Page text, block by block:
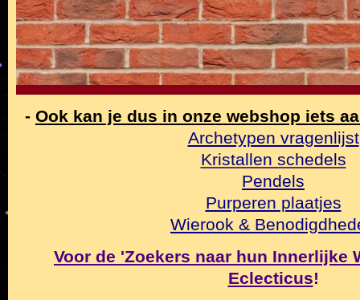
- Ook kan je dus in onze webshop iets
Archetypen vragenlijst
Kristallen schedels
Pendels
Purperen plaatjes
Wierook &
Voor de 'Zoekers naar hun Innerlijke
Eclecticus!